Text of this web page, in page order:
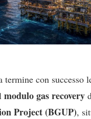
termine con successo
modulo gas recovery
Project (BGUP),